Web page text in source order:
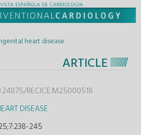
heart disease
ARTICLE
RECICE.M25000518
DISEASE
:238-245